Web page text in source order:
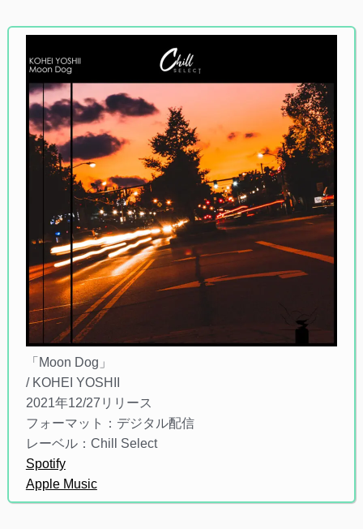
「Moon Dog」
/ KOHEI YOSHII
2021年12/27リリース
フォーマット：デジタル配信
レーベル：Chill Select
Spotify
Apple Music